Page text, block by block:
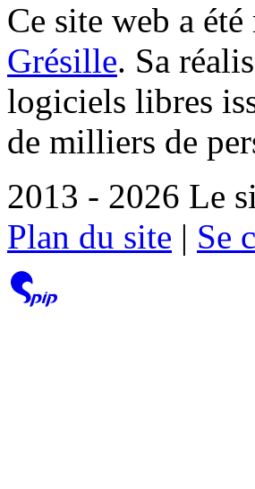
Ce site web a
Grésille. Sa
logiciels libres
de milliers de
2013 - 2026 Le
Plan du site | Se